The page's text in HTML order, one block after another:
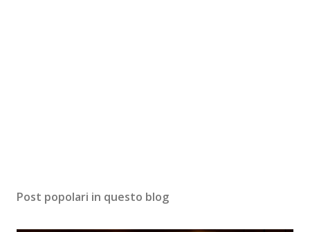
Post popolari in questo blog